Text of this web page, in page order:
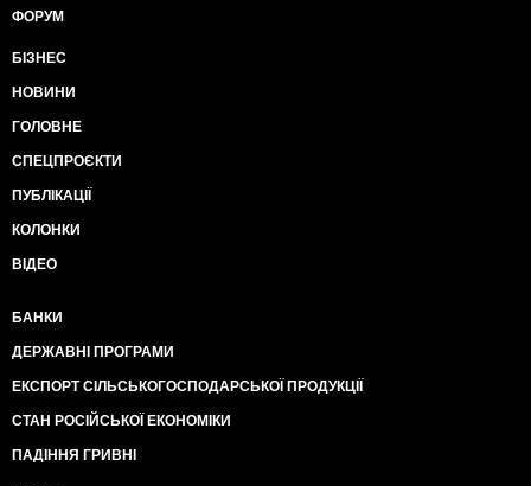
ФОРУМ
БІЗНЕС
НОВИНИ
ГОЛОВНЕ
СПЕЦПРОЄКТИ
ПУБЛІКАЦІЇ
КОЛОНКИ
ВІДЕО
БАНКИ
ДЕРЖАВНІ ПРОГРАМИ
ЕКСПОРТ СІЛЬСЬКОГОСПОДАРСЬКОЇ ПРОДУКЦІЇ
СТАН РОСІЙСЬКОЇ ЕКОНОМІКИ
ПАДІННЯ ГРИВНІ